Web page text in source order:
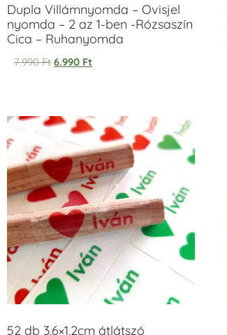
Dupla Villámnyomda – Ovisjel
nyomda – 2 az 1-ben -Rózsaszín
Cica – Ruhanyomda
7.990Ft 6.990 Ft
52 db 3,6×1,2cm átlátszó